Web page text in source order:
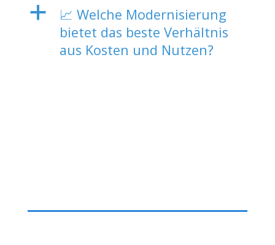
a
📈 Welche Modernisierung
bietet das beste Verhältnis
aus Kosten und Nutzen?